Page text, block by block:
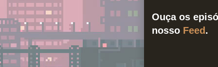
Ouça os
nosso Feed.